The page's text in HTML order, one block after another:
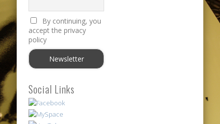
By continuing, you
accept the privacy
policy
Social Links